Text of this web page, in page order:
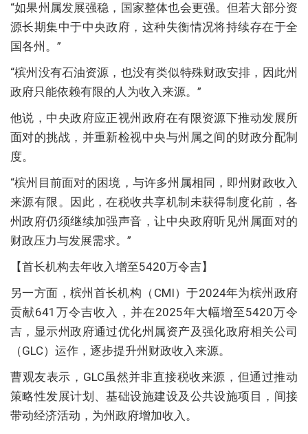
“如果州属发展强稳，国家整体也会更强。但若大部分资
源长期集中于中央政府，这种失衡情况将持续存在于全
国各州。”
“槟州没有石油资源，也没有类似特殊财政安排，因此州
政府只能依赖有限的人为收入来源。”
他说，中央政府应正视州政府在有限资源下推动发展所
面对的挑战，并重新检视中央与州属之间的财政分配制
度。
“槟州目前面对的困境，与许多州属相同，即州财政收入
来源有限。因此，在税收共享机制未获得制度化前，各
州政府仍须继续加强声音，让中央政府听见州属面对的
财政压力与发展需求。”
【首长机构去年收入增至5420万令吉】
另一方面，槟州首长机构（CMI）于2024年为槟州政府
贡献641万令吉收入，并在2025年大幅增至5420万令
吉，显示州政府通过优化州属资产及强化政府相关公司
（GLC）运作，逐步提升州财政收入来源。
曹观友表示，GLC虽然并非直接税收来源，但通过推动
策略性发展计划、基础设施建设及公共设施项目，间接
带动经济活动，为州政府增加收入。